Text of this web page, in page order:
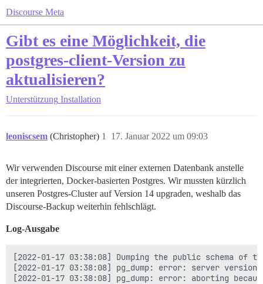
Discourse Meta
Gibt es eine Möglichkeit, die
postgres-client-Version zu
aktualisieren?
Unterstützung Installation
leoniscsem (Christopher) 17. Januar 2022 um 09:03
1
Wir verwenden Discourse mit einer externen Datenbank anstelle
der integrierten, Docker-basierten Postgres. Wir mussten kürzlich
unseren Postgres-Cluster auf Version 14 upgraden, weshalb das
Discourse-Backup weiterhin fehlschlägt.
Log-Ausgabe
[2022-01-17 03:38:08] Dumping the public schema of
[2022-01-17 03:38:08] pg_dump: error: server
[2022-01-17 03:38:08] pg_dump: error: aborting